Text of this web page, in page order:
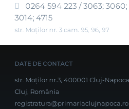
0264 594 223 / 3063; 3060;
3014; 4715
str. Moților nr. 3 cam. 95, 96, 97
DATE DE CONTACT
str. Moților nr.3, 400001 Cluj-
Cluj, România
registratura@primariaclujnapoca.ro